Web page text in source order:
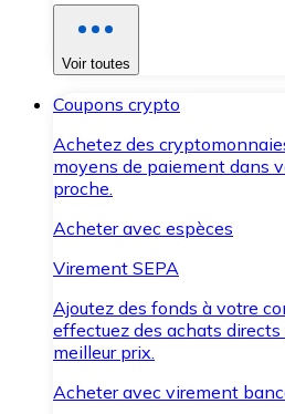
Voir toutes
Coupons crypto
Achetez des
moyens de paiement dans
proche.
Acheter avec espèces
Virement SEPA
Ajoutez des fonds à votre
effectuez des achats
meilleur prix.
Acheter avec virement